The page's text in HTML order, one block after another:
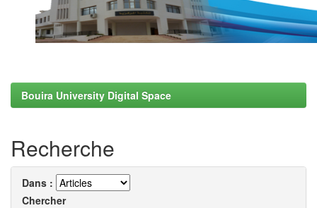
Bouira University Digital Space
Recherche
Dans :
Chercher